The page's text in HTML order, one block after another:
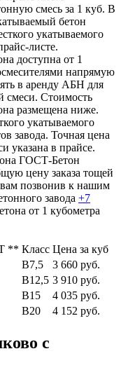
смесь за 1 куб. В
бетон
укатываемого
листе.
доступна от 1
напрямую
в аренду АБН для
смеси. Стоимость
размещена ниже.
укатываемого
завода. Точная цена
указана в прайсе.
ГОСТ-Бетон
цену заказа тощей
позвонив к нашим
завода +7
от 1 кубометра
** Класс Цена за куб
В7,5
3 660 руб.
В12,5 3 910 руб.
В15
4 035 руб.
В20 4 152 руб.
с